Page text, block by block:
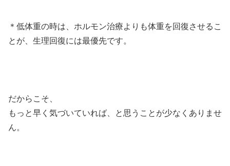
＊低体重の時は、ホルモン治療よりも体重を回復させるこ
とが、生理回復には最優先です。
だからこそ、
もっと早く気づいていれば、と思うことが少なくありませ
ん。